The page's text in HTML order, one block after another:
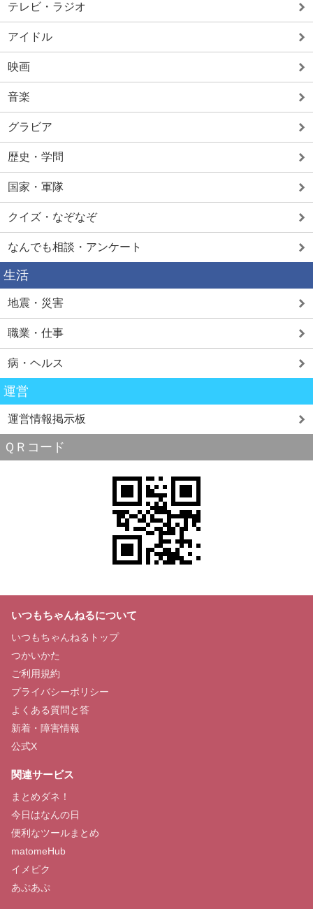
テレビ・ラジオ
アイドル
映画
音楽
グラビア
歴史・学問
国家・軍隊
クイズ・なぞなぞ
なんでも相談・アンケート
生活
地震・災害
職業・仕事
病・ヘルス
運営
運営情報掲示板
ＱＲコード
いつもちゃんねるについて
いつもちゃんねるトップ
つかいかた
ご利用規約
プライバシーポリシー
よくある質問と答
新着・障害情報
公式X
関連サービス
まとめダネ！
今日はなんの日
便利なツールまとめ
matomeHub
イメピク
あぷあぷ